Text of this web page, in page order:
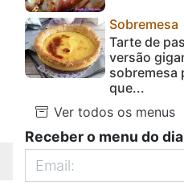
Sobremesa
Tarte de
versão
sobremesa
que...
Ver todos os menus
Receber o menu do dia